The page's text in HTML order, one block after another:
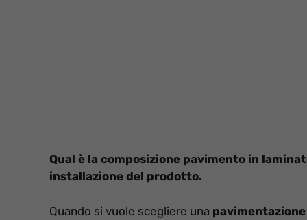
Qual è la composizione pavimento in
installazione del prodotto.
Quando si vuole scegliere una